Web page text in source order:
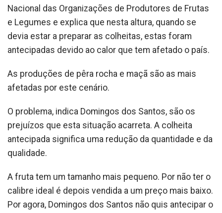
Nacional das Organizações de Produtores de Frutas
e Legumes e explica que nesta altura, quando se
devia estar a preparar as colheitas, estas foram
antecipadas devido ao calor que tem afetado o país.
As produções de pêra rocha e maçã são as mais
afetadas por este cenário.
O problema, indica Domingos dos Santos, são os
prejuízos que esta situação acarreta. A colheita
antecipada significa uma redução da quantidade e da
qualidade.
A fruta tem um tamanho mais pequeno. Por não ter o
calibre ideal é depois vendida a um preço mais baixo.
Por agora, Domingos dos Santos não quis antecipar o